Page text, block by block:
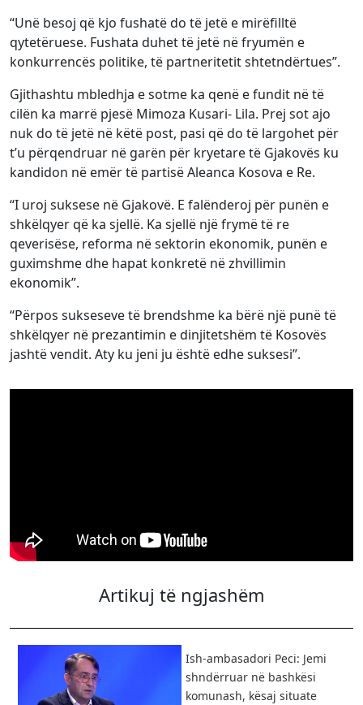
“Unë besoj që kjo fushatë do të jetë e mirëfilltë
qytetëruese. Fushata duhet të jetë në fryumën e
konkurrencës politike, të partneritetit shtetndërtues”.
Gjithashtu mbledhja e sotme ka qenë e fundit në të
cilën ka marrë pjesë Mimoza Kusari- Lila. Prej sot ajo
nuk do të jetë në këtë post, pasi që do të largohet për
t’u përqendruar në garën për kryetare të Gjakovës ku
kandidon në emër të partisë Aleanca Kosova e Re.
“I uroj suksese në Gjakovë. E falënderoj për punën e
shkëlqyer që ka sjellë. Ka sjellë një frymë të re
qeverisëse, reforma në sektorin ekonomik, punën e
guximshme dhe hapat konkretë në zhvillimin
ekonomik”.
“Përpos sukseseve të brendshme ka bërë një punë të
shkëlqyer në prezantimin e dinjitetshëm të Kosovës
jashtë vendit. Aty ku jeni ju është edhe suksesi”.
Artikuj të ngjashëm
Ish-ambasadori Peci: Jemi
shndërruar në bashkësi
komunash, kësaj situate